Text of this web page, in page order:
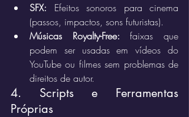
SFX: Efeitos sonoros para cinema
(passos, impactos, sons futuristas).
Músicas Royalty-Free: faixas que
podem ser usadas em vídeos do
YouTube ou filmes sem problemas de
direitos de autor.
4. Scripts e Ferramentas
Próprias